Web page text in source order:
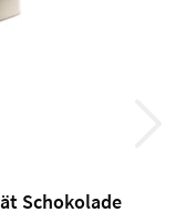
Schokolade